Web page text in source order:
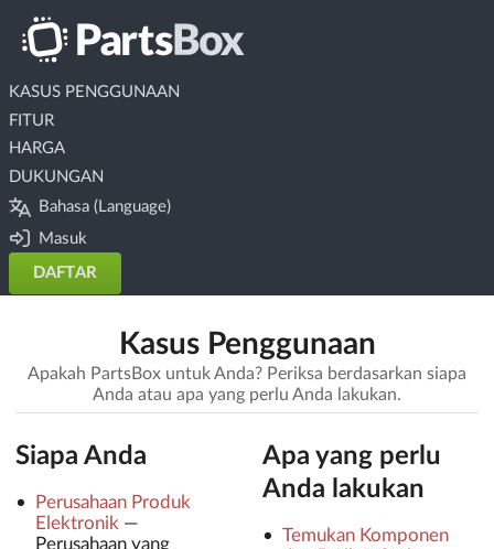
KASUS PENGGUNAAN
FITUR
HARGA
DUKUNGAN
Bahasa (Language)
Masuk
DAFTAR
Kasus Penggunaan
Apakah PartsBox untuk Anda? Periksa berdasarkan siapa
Anda atau apa yang perlu Anda lakukan.
Siapa Anda
Perusahaan Produk
Elektronik —
Perusahaan yang
Apa yang perlu
Anda lakukan
Temukan Komponen